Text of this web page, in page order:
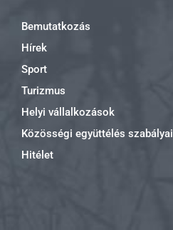
Bemutatkozás
Hírek
Sport
Turizmus
Helyi vállalkozások
Közösségi együttélés szabályai
Hitélet